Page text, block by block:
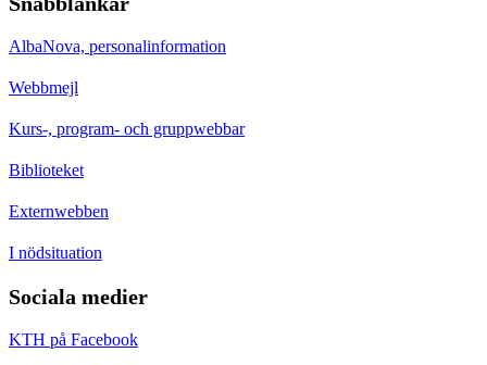
AlbaNova, personalinformation
Webbmejl
Kurs-, program- och gruppwebbar
Biblioteket
Externwebben
I nödsituation
Sociala medier
KTH på Facebook